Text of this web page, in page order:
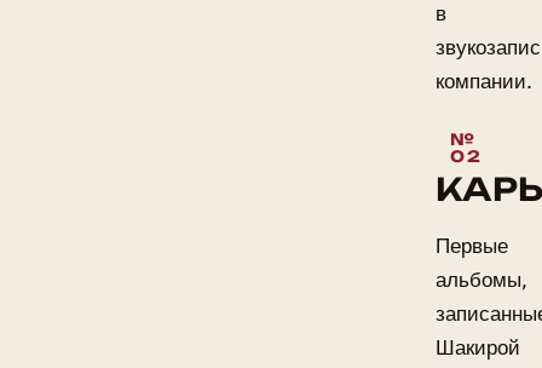
в
компании.
Первые
альбомы,
Шакирой